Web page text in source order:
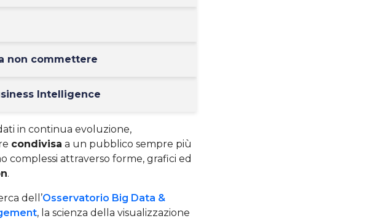
non commettere
Intelligence
in continua evoluzione,
condivisa a un pubblico sempre più
complessi attraverso forme, grafici ed
.
dell’Osservatorio Big Data &
, la scienza della visualizzazione